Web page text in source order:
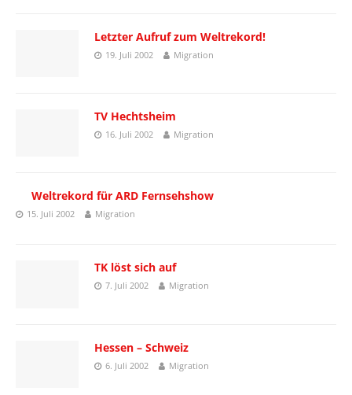
Letzter Aufruf zum Weltrekord!
19. Juli 2002 Migration
TV Hechtsheim
16. Juli 2002 Migration
Weltrekord für ARD Fernsehshow
15. Juli 2002 Migration
TK löst sich auf
7. Juli 2002 Migration
Hessen – Schweiz
6. Juli 2002 Migration